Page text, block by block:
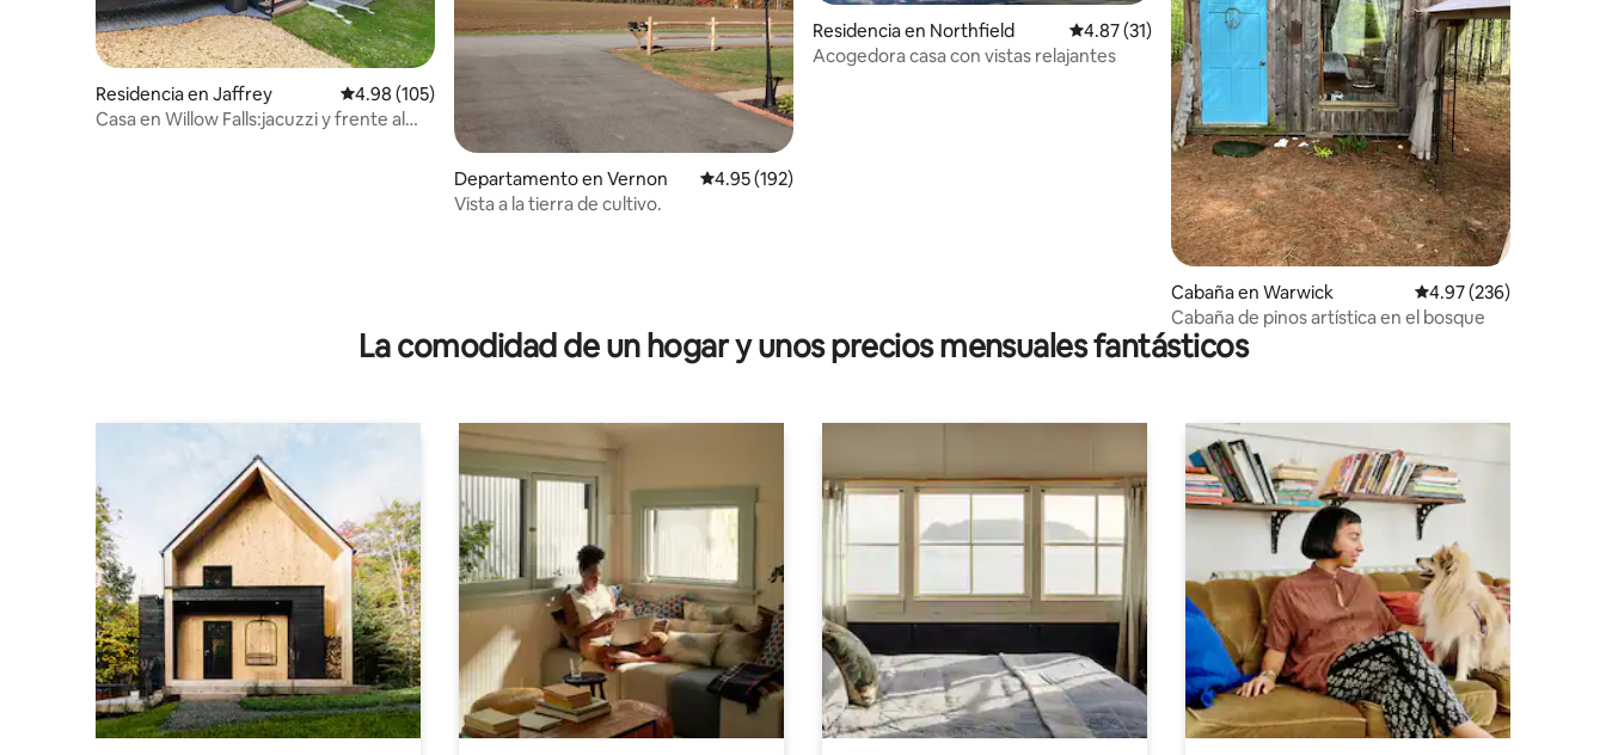
Residencia en Jaffrey Calificación promedio: 4.98 de 5; 105 evaluaciones
4.98 (105)
Casa en Willow Falls:jacuzzi y frente al
Departamento en Vernon Calificación promedio: 4.95 de 5; 192 evaluaciones
4.95 (192)
Vista a la tierra de cultivo.
Residencia en Northfield Calificación promedio: 4.87 de 5; 31 evaluaciones
4.87 (31)
Acogedora casa con vistas relajantes
Cabaña en Warwick Calificación promedio:
4.97 (236)
Cabaña de pinos artística en el bosque
La comodidad de un hogar y unos precios mensuales fantásticos